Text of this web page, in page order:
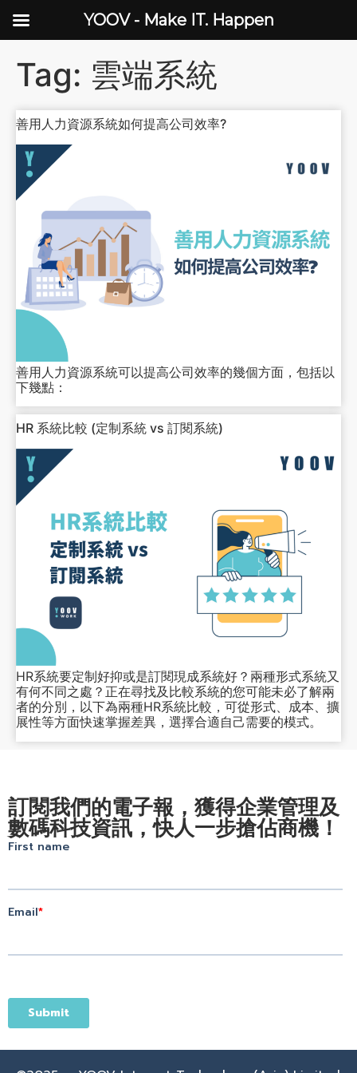
Tag: 雲端系統
善用人力資源系統如何提高公司效率?
善用人力資源系統可以提高公司效率的幾個方面，包括以
下幾點：
HR 系統比較 (定制系統 vs 訂閱系統)
HR系統要定制好抑或是訂閱現成系統好？兩種形式系統又
有何不同之處？正在尋找及比較系統的您可能未必了解兩
者的分別，以下為兩種HR系統比較，可從形式、成本、擴
展性等方面快速掌握差異，選擇合適自己需要的模式。
訂閱我們的電子報，獲得企業管理及
數碼科技資訊，快人一步搶佔商機！
YOOV - Make IT. Happen